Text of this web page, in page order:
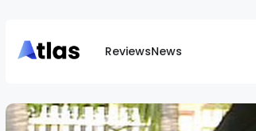
ReviewsNews